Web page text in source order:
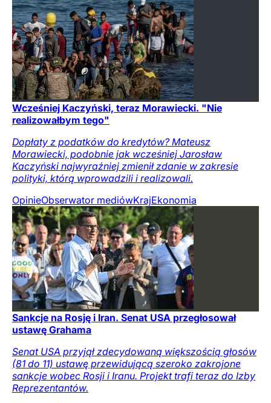
Wcześniej Kaczyński, teraz Morawiecki. "Nie
realizowałbym tego"
Dopłaty z podatków do kredytów? Mateusz
Morawiecki, podobnie jak wcześniej Jarosław
Kaczyński najwyraźniej zmienił zdanie w zakresie
polityki, którą wprowadzili i realizowali.
OpinieObserwator mediówKrajEkonomia
Sankcje na Rosję i Iran. Senat USA przegłosował
ustawę Grahama
Senat USA przyjął zdecydowaną większością głosów
(81 do 11) ustawę przewidującą szeroko zakrojone
sankcje wobec Rosji i Iranu. Projekt trafi teraz do Izby
Reprezentantów.